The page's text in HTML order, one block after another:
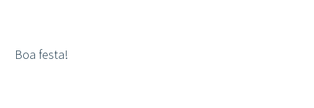
Boa festa!